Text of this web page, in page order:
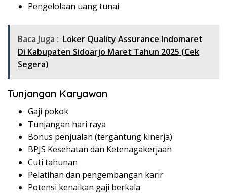
Pengelolaan uang tunai
Baca Juga : Loker Quality Assurance Indomaret
Di Kabupaten Sidoarjo Maret Tahun 2025 (Cek
Segera)
Tunjangan Karyawan
Gaji pokok
Tunjangan hari raya
Bonus penjualan (tergantung kinerja)
BPJS Kesehatan dan Ketenagakerjaan
Cuti tahunan
Pelatihan dan pengembangan karir
Potensi kenaikan gaji berkala